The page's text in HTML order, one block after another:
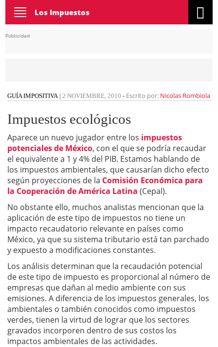
Toggle
navigation
Los Impuestos
Publicidad
GUÍA IMPOSITIVA| 2 NOVIEMBRE, 2010 - Escrito por: Nicolas Rombiola
Impuestos ecológicos
Aparece un nuevo jugador entre los impuestos
potenciales de México, con el que se podría recaudar
el equivalente a 1 y 4% del PIB. Estamos hablando de
los impuestos ambientales, que causarían dicho efecto
según proyecciones de la Comisión Económica para
la Cooperación de América Latina (Cepal).
No obstante ello, muchos analistas mencionan que la
aplicación de este tipo de impuestos no tiene un
impacto recaudatorio relevante en países como
México, ya que su sistema tributario está tan parchado
y expuesto a modificaciones constantes.
Los análisis determinan que la recaudación potencial
de este tipo de impuesto es proporcional al número de
empresas que dañan al medio ambiente con sus
emisiones. A diferencia de los impuestos generales, los
ambientales o también conocidos como impuestos
verdes, tienen la virtud de lograr que los sectores
gravados incorporen dentro de sus costos los
impactos ambientales de las actividades.